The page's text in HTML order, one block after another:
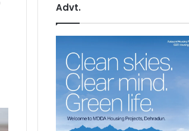
Advt.